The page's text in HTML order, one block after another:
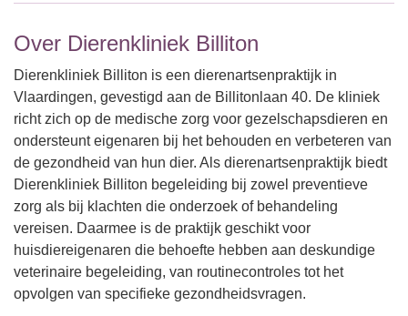
Over Dierenkliniek Billiton
Dierenkliniek Billiton is een dierenartsenpraktijk in
Vlaardingen, gevestigd aan de Billitonlaan 40. De kliniek
richt zich op de medische zorg voor gezelschapsdieren en
ondersteunt eigenaren bij het behouden en verbeteren van
de gezondheid van hun dier. Als dierenartsenpraktijk biedt
Dierenkliniek Billiton begeleiding bij zowel preventieve
zorg als bij klachten die onderzoek of behandeling
vereisen. Daarmee is de praktijk geschikt voor
huisdiereigenaren die behoefte hebben aan deskundige
veterinaire begeleiding, van routinecontroles tot het
opvolgen van specifieke gezondheidsvragen.